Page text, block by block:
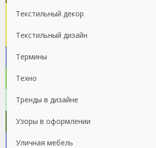
Текстильный декор
Текстильный дизайн
Термины
Техно
Тренды в дизайне
Узоры в оформлении
Уличная мебель